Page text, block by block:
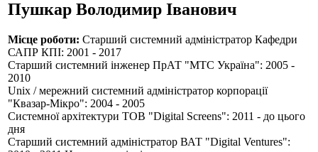
Пушкар Володимир Іванович
Місце роботи: Старший системний адміністратор Кафедри
САПР КПІ: 2001 - 2017
Старший системний інженер ПрАТ "МТС Україна": 2005 -
2010
Unix / мережний системний адміністратор корпорації
"Квазар-Мікро": 2004 - 2005
Системної архітектури ТОВ "Digital Screens": 2011 - до цього
дня
Старший системний адміністратор ВАТ "Digital Ventures":